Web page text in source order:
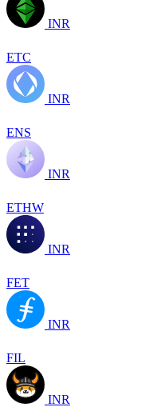
INR
ETC
INR
ENS
INR
ETHW
INR
FET
INR
FIL
INR